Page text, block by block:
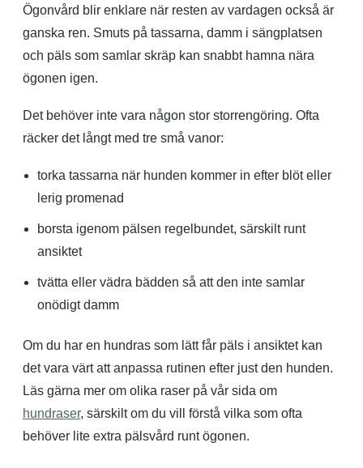
Ögonvård blir enklare när resten av vardagen också är
ganska ren. Smuts på tassarna, damm i sängplatsen
och päls som samlar skräp kan snabbt hamna nära
ögonen igen.
Det behöver inte vara någon stor storrengöring. Ofta
räcker det långt med tre små vanor:
torka tassarna när hunden kommer in efter blöt eller
lerig promenad
borsta igenom pälsen regelbundet, särskilt runt
ansiktet
tvätta eller vädra bädden så att den inte samlar
onödigt damm
Om du har en hundras som lätt får päls i ansiktet kan
det vara värt att anpassa rutinen efter just den hunden.
Läs gärna mer om olika raser på vår sida om
hundraser, särskilt om du vill förstå vilka som ofta
behöver lite extra pälsvård runt ögonen.